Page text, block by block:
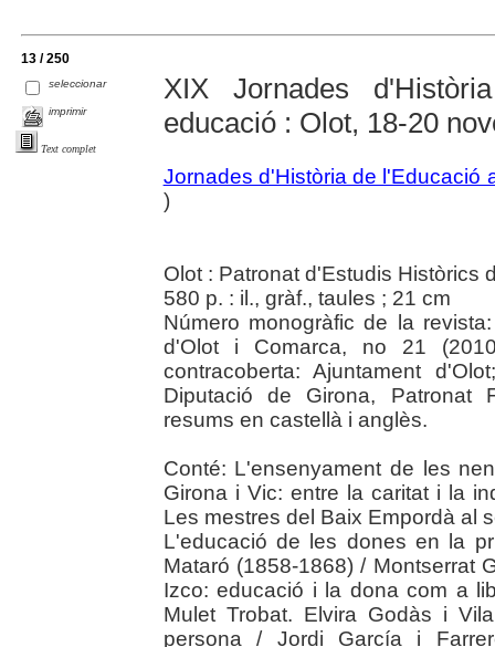
13 / 250
seleccionar
imprimir
Text complet
XIX Jornades
educació : Olot, 18-20
Jornades d'Història de l'Educació
)
Olot : Patronat d'Estudis Històrics
580 p. : il., gràf., taules ; 21 cm
Número monogràfic de la
d'Olot i Comarca, no 21
contracoberta: Ajuntament
Diputació de Girona, Patronat
resums en castellà i anglès.
Conté: L'ensenyament de les
Girona i Vic: entre la caritat i la
Les mestres del Baix Empordà al
L'educació de les dones en la
Mataró (1858-1868) / Montserrat
Izco: educació i la dona com a
Mulet Trobat. Elvira Godàs i
persona / Jordi García i